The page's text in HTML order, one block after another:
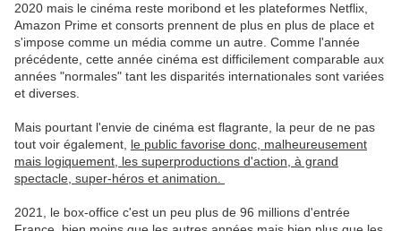
2020 mais le cinéma reste moribond et les plateformes Netflix,
Amazon Prime et consorts prennent de plus en plus de place et
s'impose comme un média comme un autre. Comme l'année
précédente, cette année cinéma est difficilement comparable aux
années "normales" tant les disparités internationales sont variées
et diverses.
Mais pourtant l'envie de cinéma est flagrante, la peur de ne pas
tout voir également, le public favorise donc, malheureusement
mais logiquement, les superproductions d'action, à grand
spectacle, super-héros et animation.
2021, le box-office c'est un peu plus de 96 millions d'entrée